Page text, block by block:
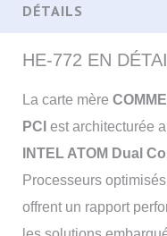
HE-772 EN
La carte mère
PCI est architecturée
INTEL ATOM Dual
Processeurs
offrent un rapport